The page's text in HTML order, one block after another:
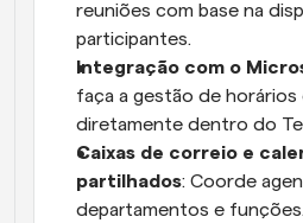
reuniões com base na
participantes.
Integração com o
faça a gestão de horários
diretamente dentro do
Caixas de correio e
partilhados: Coorde
departamentos e